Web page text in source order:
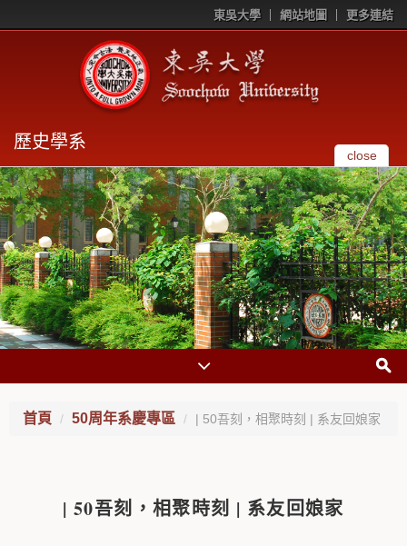
東吳大學 網站地圖 更多連結
歷史學系
close
首頁 50周年系慶專區 | 50吾刻，相聚時刻 | 系友回娘家
| 50吾刻，相聚時刻 | 系友回娘家